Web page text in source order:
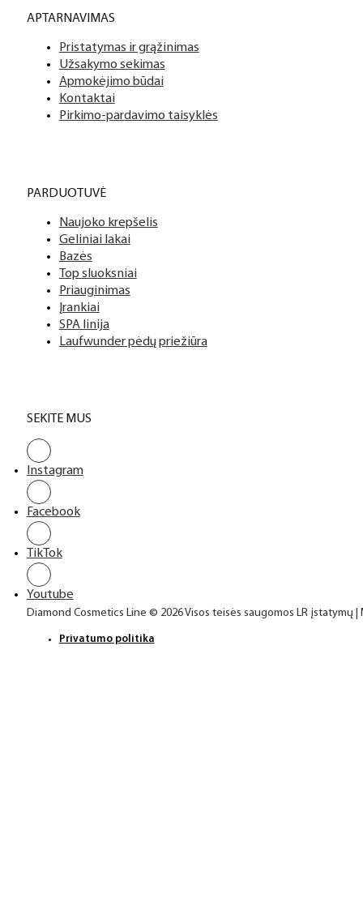
APTARNAVIMAS
Pristatymas ir grąžinimas
Užsakymo sekimas
Apmokėjimo būdai
Kontaktai
Pirkimo-pardavimo taisyklės
PARDUOTUVĖ
Naujoko krepšelis
Geliniai lakai
Bazės
Top sluoksniai
Priauginimas
Įrankiai
SPA linija
Laufwunder pėdų priežiūra
SEKITE MUS
Instagram
Facebook
TikTok
Youtube
Diamond Cosmetics Line © 2026 Visos teisės saugomos LR įstatymų
Privatumo politika